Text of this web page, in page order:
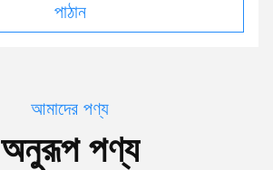
পাঠান
আমাদের পণ্য
অনুরূপ পণ্য